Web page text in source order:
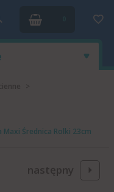
Średnica Rolki 23cm
następny